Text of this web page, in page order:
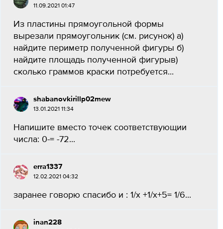
11.09.2021 01:47
Из пластины прямоугольной формы
вырезали прямоугольник (см. рисунок) а)
найдите периметр полученной фигуры б)
найдите площадь полученной фигурыв)
сколько граммов краски потребуется...
shabanovkirillp02mew
13.01.2021 11:34
Напишите вместо точек соответствующии
числа: 0-= -72​...
erra1337
12.02.2021 04:32
заранее говорю спаcибо и : 1/x +1/x+5= 1/6...
inan228